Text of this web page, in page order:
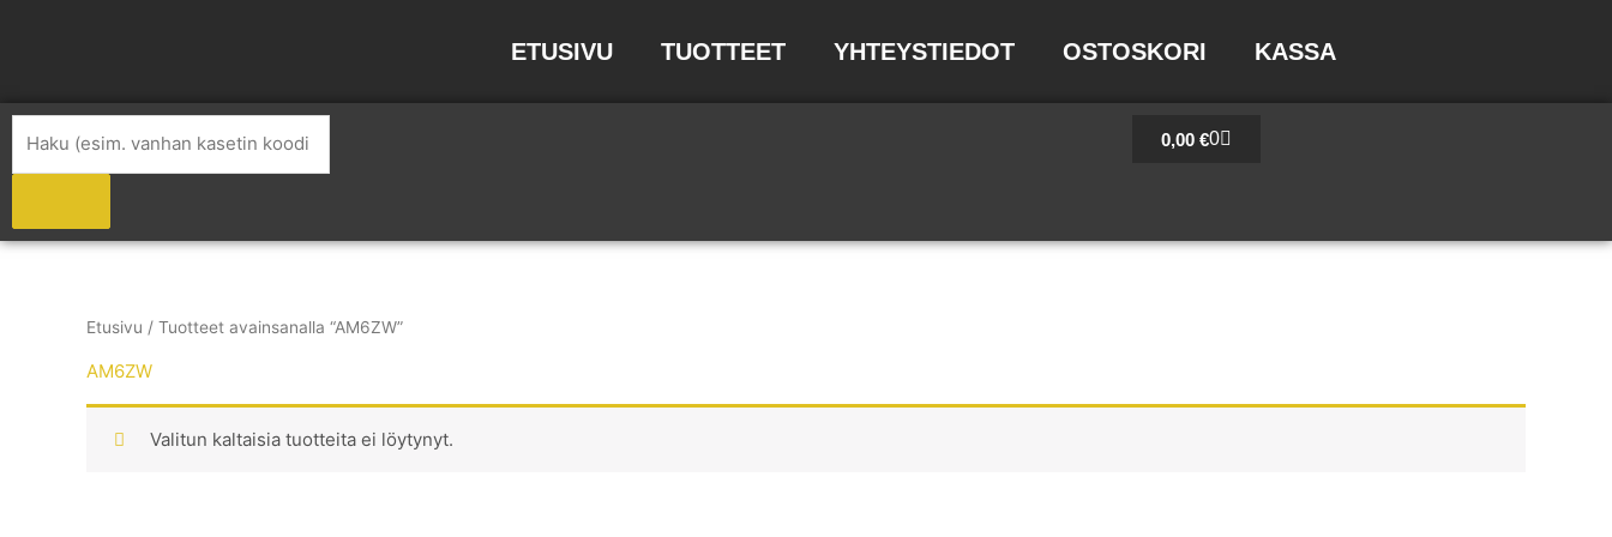
ETUSIVU TUOTTEET YHTEYSTIEDOT OSTOSKORI KASSA
search
0,00 €0
Cart
Etusivu / Tuotteet avainsanalla “AM6ZW”
AM6ZW
Valitun kaltaisia tuotteita ei löytynyt.